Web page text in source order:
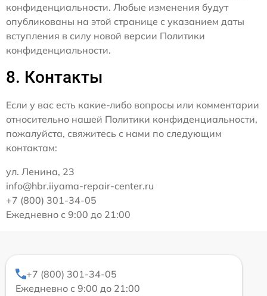
конфиденциальности. Любые изменения будут
опубликованы на этой странице с указанием даты
вступления в силу новой версии Политики
конфиденциальности.
8. Контакты
Если у вас есть какие-либо вопросы или комментарии
относительно нашей Политики конфиденциальности,
пожалуйста, свяжитесь с нами по следующим
контактам:
ул. Ленина, 23
info@hbr.iiyama-repair-center.ru
+7 (800) 301-34-05
Ежедневно с 9:00 до 21:00
+7 (800) 301-34-05
Ежедневно с 9:00 до 21:00